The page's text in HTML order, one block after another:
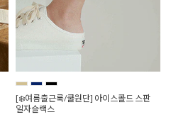
[❄️여름출근룩/쿨원단] 아이스콜드 스판
일자슬랙스